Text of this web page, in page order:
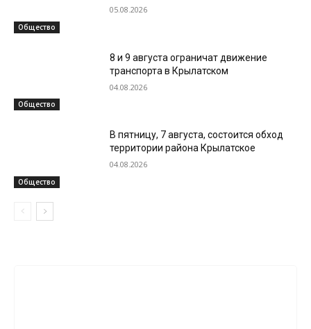
Общество
05.08.2026
Общество
8 и 9 августа ограничат движение
транспорта в Крылатском
04.08.2026
Общество
В пятницу, 7 августа, состоится обход
территории района Крылатское
04.08.2026